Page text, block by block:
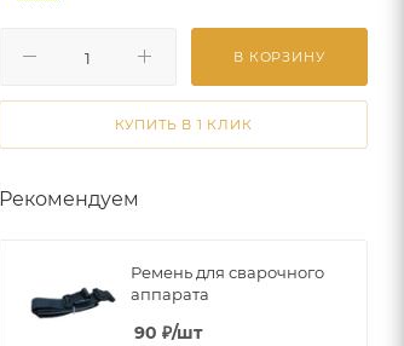
В КОРЗИНУ
КУПИТЬ В 1 КЛИК
Рекомендуем
Ремень для сварочного
аппарата
90 ₽/шт